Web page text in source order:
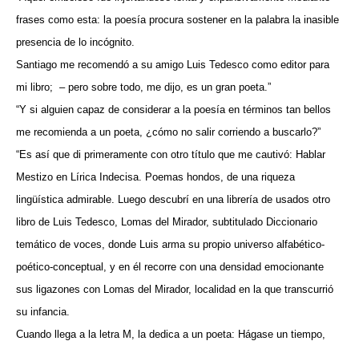
frases como esta: la poesía procura sostener en la palabra la inasible
presencia de lo incógnito.
Santiago me recomendó a su amigo Luis Tedesco como editor para
mi libro; – pero sobre todo, me dijo, es un gran poeta.”
“Y si alguien capaz de considerar a la poesía en términos tan bellos
me recomienda a un poeta, ¿cómo no salir corriendo a buscarlo?”
“Es así que di primeramente con otro título que me cautivó: Hablar
Mestizo en Lírica Indecisa. Poemas hondos, de una riqueza
lingüística admirable. Luego descubrí en una librería de usados otro
libro de Luis Tedesco, Lomas del Mirador, subtitulado Diccionario
temático de voces, donde Luis arma su propio universo alfabético-
poético-conceptual, y en él recorre con una densidad emocionante
sus ligazones con Lomas del Mirador, localidad en la que transcurrió
su infancia.
Cuando llega a la letra M, la dedica a un poeta: Hágase un tiempo,